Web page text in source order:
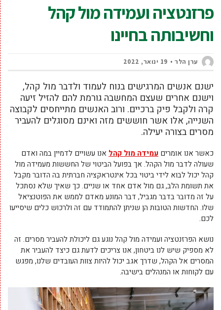
פרזנטציה ועמידה מול קהל
וחשיבותה בחיינו
ערן הלר 19 ינואר, 2022
ישנם אנשים המרגישים בנוח לעמוד ולדבר מול קהל,
וישנם אחרים שעצם המחשבה גורמת להם להזיל זיעה
קרה ולקבל פיק ברכיים. ורוב האנשים מתייחסים לקבוצה
השנייה, אלו אשר חוששים מזה ואינם מסוגלים להעביר
מסרים בצורה יעילה.
כאשר אנו אומרים עמידה מול קהל אנו עשויים לדמיין במה ואדם
שעולה לדבר מול הקהל. אך בפועל הביטוי של החששות מעמידה מול
קהל יכול לבוא לידי ביטוי בכל אינטראקציה חברתית בה הדובר מקבל
את תשומת הלב, גם מול אדם אחד או שניים. כך שאיך שלא נסתכל
על זה מדובר בדבר מגביל, דבר המונע מאדם לממש את הפוטנציאל
שלו. החדשות הטובות הן שניתן להתמודד עם זה ולרכוש כלים שיסייעו
לכם.
נושא הפרזנטציה ועמידה מול קהל נוגע גם ליכולת להעביר מסרים. זה
לא מספיק שיש לנו ביטחון, אנו צריכים לדעת גם כיצד להעביר את
המסרים אל הקהל, שדרך אגב יכול להיות צוות העובדים שלנו, מפגש
עם לקוחות או המנהלים בישיבה.